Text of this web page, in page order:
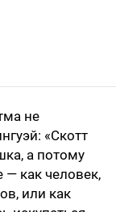
не
«Скотт
а потому
как человек,
или как